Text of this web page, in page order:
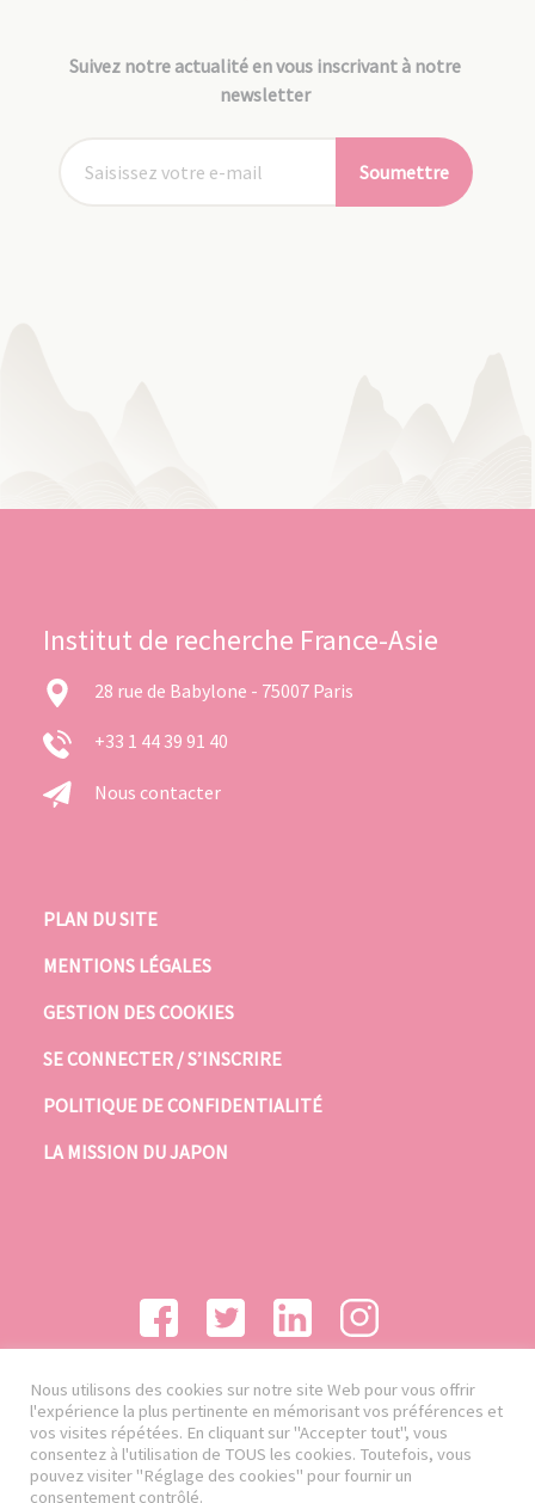
Suivez notre actualité en vous inscrivant à notre
newsletter
Soumettre
Institut de recherche France-Asie
28 rue de Babylone - 75007 Paris
+33 1 44 39 91 40
Nous contacter
PLAN DU SITE
MENTIONS LÉGALES
GESTION DES COOKIES
SE CONNECTER / S’INSCRIRE
POLITIQUE DE CONFIDENTIALITÉ
LA MISSION DU JAPON
Nous utilisons des cookies sur notre site Web pour vous offrir
l'expérience la plus pertinente en mémorisant vos préférences et
vos visites répétées. En cliquant sur "Accepter tout", vous
consentez à l'utilisation de TOUS les cookies. Toutefois, vous
pouvez visiter "Réglage des cookies" pour fournir un
consentement contrôlé.